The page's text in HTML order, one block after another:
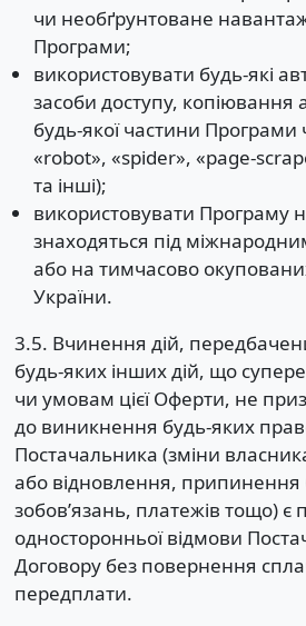
чи необґрунтоване
Програми;
використовувати будь-які
засоби доступу, копіювання
будь-якої частини Програми
«robot», «spider», «page-
та інші);
використовувати Програму
знаходяться під
або на тимчасово
України.
3.5. Вчинення дій,
будь-яких інших дій, що
чи умовам цієї Оферти, не
до виникнення будь-яких
Постачальника (зміни
або відновлення, припинення
зобовʼязань, платежів тощо) є
односторонньої відмови
Договору без повернення
передплати.